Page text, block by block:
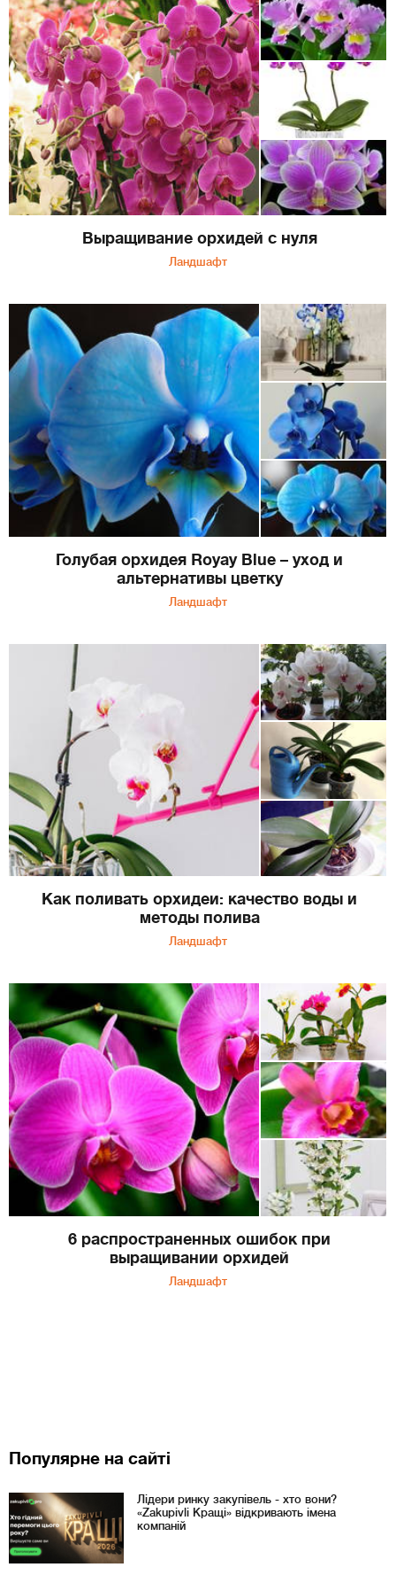
Выращивание орхидей с нуля
Ландшафт
Голубая орхидея Royay Blue – уход и
альтернативы цветку
Ландшафт
Как поливать орхидеи: качество воды и
методы полива
Ландшафт
6 распространенных ошибок при
выращивании орхидей
Ландшафт
Популярне на сайті
Лідери ринку закупівель - хто вони?
«Zakupivli Кращі» відкривають імена
компаній